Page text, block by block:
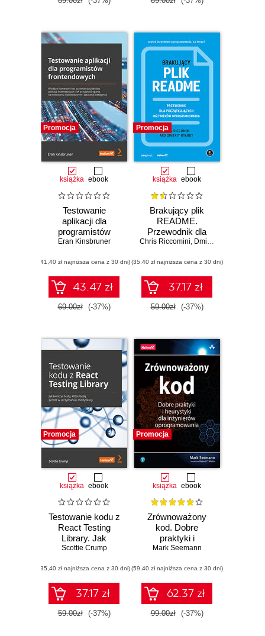
Promocja
książka ebook
Testowanie
aplikacji dla
programistów
frontendowych.
frameworki do
automatyzacji
testów aplikacji
internetowych i ich
przyszłość oparta
sztucznej
inteligencji
Eran Kinsbruner
(41,40 zł najniższa cena z 30 dni)
43.47 zł
69.00zł (-37%)
Promocja
książka ebook
Brakujący plik
README.
Przewodnik dla
początkujących
oprogramowania
Chris Riccomini, Dmitriy Ryaboy
(35,40 zł najniższa cena z 30 dni)
37.17 zł
59.00zł (-37%)
Promocja
książka ebook
Testowanie kodu z
React Testing
Library. Jak
tworzyć testy,
w utrzymaniu i
modyfikacji
Scottie Crump
(35,40 zł najniższa cena z 30 dni)
37.17 zł
59.00zł (-37%)
Promocja
książka ebook
Zrównoważony
kod. Dobre
praktyki i
heurystyki dla
oprogramowania
Mark Seemann
(59,40 zł najniższa cena z 30 dni)
62.37 zł
99.00zł (-37%)